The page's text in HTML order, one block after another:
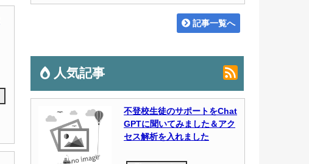
記事一覧へ
人気記事
不登校生徒のサポートをChat
GPTに聞いてみました＆アク
セス解析を入れました